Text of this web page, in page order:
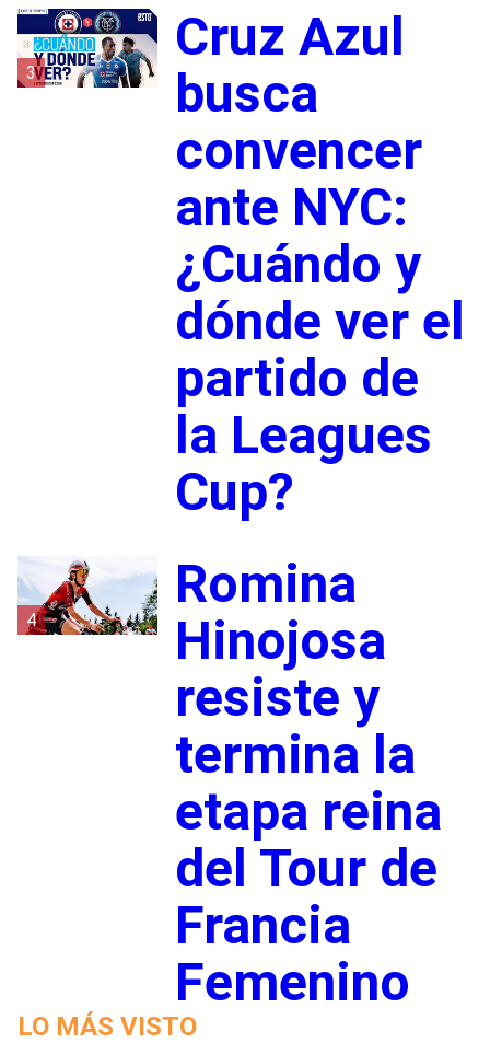
3
Cruz Azul
busca
convencer
ante NYC:
¿Cuándo y
dónde ver el
partido de
la Leagues
Cup?
4
Romina
Hinojosa
resiste y
termina la
etapa reina
del Tour de
Francia
Femenino
LO MÁS VISTO